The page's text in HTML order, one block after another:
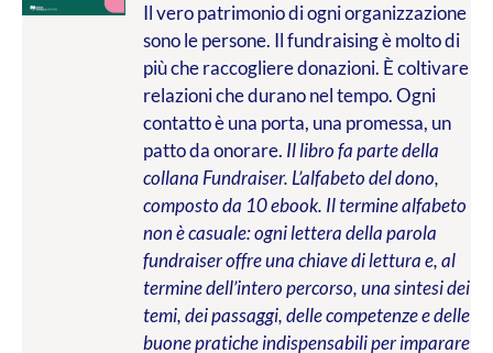
Il vero patrimonio di ogni organizzazione
sono le persone. Il fundraising è molto di
più che raccogliere donazioni. È coltivare
relazioni che durano nel tempo. Ogni
contatto è una porta, una promessa, un
patto da onorare. Il libro fa parte della
collana Fundraiser. L’alfabeto del dono,
composto da 10 ebook. Il termine alfabeto
non è casuale: ogni lettera della parola
fundraiser offre una chiave di lettura e, al
termine dell’intero percorso, una sintesi dei
temi, dei passaggi, delle competenze e delle
buone pratiche indispensabili per imparare